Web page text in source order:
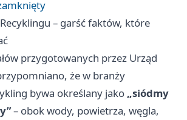
– garść faktów, które
przygotowanych przez Urząd
że w branży
bywa określany jako „siódmy
– obok wody, powietrza, węgla,